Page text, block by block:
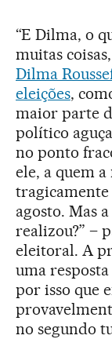
“E Dilma, o
muitas
Dilma
eleições,
maior parte
político
no ponto
ele, a quem
tragicamente
agosto. Mas
realizou?” –
eleitoral. A
uma
por isso que
no segundo